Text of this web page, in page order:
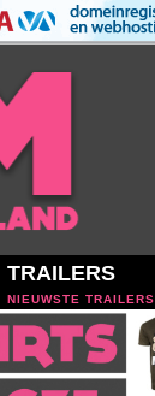
TRAILERS
NIEUWSTE TRAILERS